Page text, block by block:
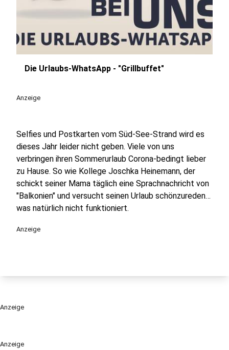
Anzeige
Die Urlaubs-WhatsApp - "Grillbuffet"
Anzeige
Selfies und Postkarten vom Süd-See-Strand wird es
dieses Jahr leider nicht geben. Viele von uns
verbringen ihren Sommerurlaub Corona-bedingt lieber
zu Hause. So wie Kollege Joschka Heinemann, der
schickt seiner Mama täglich eine Sprachnachricht von
"Balkonien" und versucht seinen Urlaub schönzureden…
was natürlich nicht funktioniert.
Anzeige
Anzeige